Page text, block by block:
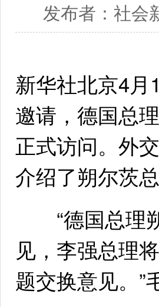
发布者：社
新华社北京4
邀请，德国总
正式访问。外
介绍了朔尔茨
“德国总理朔
见，李强总理
题交换意见。”